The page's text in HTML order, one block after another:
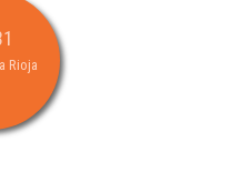
Rioja